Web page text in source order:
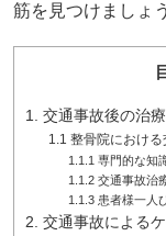
筋を見つけましょ
1. 交通事故後の治
1.1 整骨院におけ
1.1.1 専門的な知
1.1.2 交通事故治
1.1.3 患者様一人
2. 交通事故による